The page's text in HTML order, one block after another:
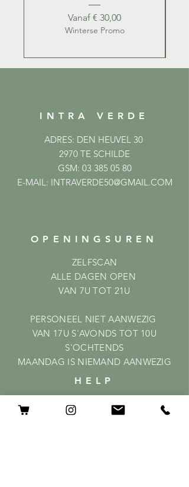
Vanaf € 30,00
Verkoopprijs
Winterse Promo
INTRA VERDE
ADRES: DEN HEUVEL 30
2970 TE SCHILDE
GSM: 03 385 05 80
E-MAIL: INTRAVERDE50@GMAIL.COM
OPENINGSUREN
ZELFSCAN
ALLE DAGEN OPEN
VAN 7U TOT 21U
PERSONEEL NIET AANWEZIG
VAN 17U S'AVONDS TOT 10U
S'OCHTENDS
MAANDAG IS NIEMAND AANWEZIG
HELP
Privacy Policy